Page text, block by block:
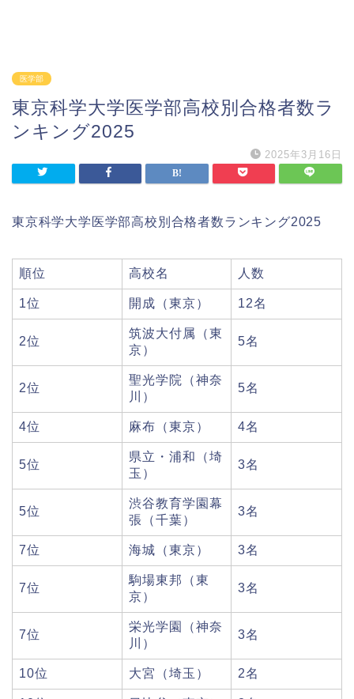
医学部
東京科学大学医学部高校別合格者数ラ
ンキング2025
2025年3月16日
東京科学大学医学部高校別合格者数ランキング2025
順位 高校名 人数
1位 開成（東京） 12名
2位
筑波大付属（東
京）
5名
2位
聖光学院（神奈
川）
5名
4位 麻布（東京） 4名
5位
県立・浦和（埼
玉）
3名
5位
渋谷教育学園幕
張（千葉）
3名
7位 海城（東京） 3名
7位
駒場東邦（東
京）
3名
7位
栄光学園（神奈
川）
3名
10位 大宮（埼玉） 2名